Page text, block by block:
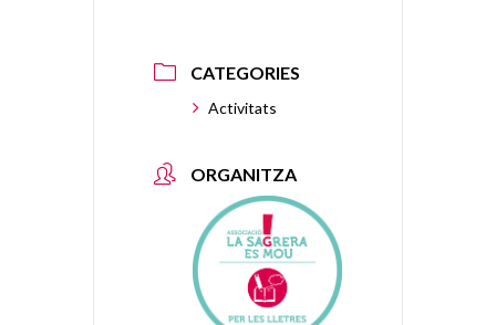
CATEGORIES
Activitats
ORGANITZA